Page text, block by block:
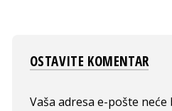
OSTAVITE KOMENTAR
Vaša adresa e-pošte